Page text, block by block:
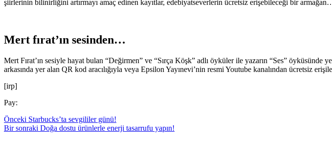
şiirlerinin bilinirliğini artırmayı amaç edinen kayıtlar, edebiyatseverlerin ücretsiz erişebileceği bir
Mert fırat’ın sesinden…
Mert Fırat’ın sesiyle hayat bulan “Değirmen” ve “Sırça Köşk” adlı öyküler ile yazarın “Ses”
arkasında yer alan QR kod aracılığıyla veya Epsilon Yayınevi’nin resmi Youtube kanalından ücretsiz
[irp]
Pay:
Önceki Starbucks’ta sevgililer günü!
Bir sonraki Doğa dostu ürünlerle enerji tasarrufu yapın!